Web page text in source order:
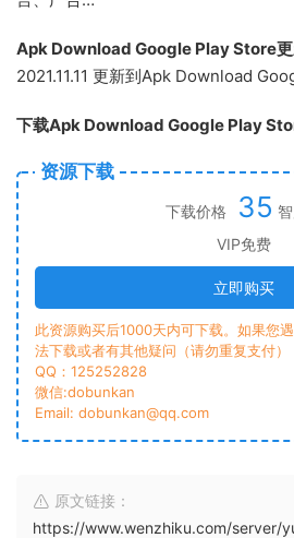
Apk Download Google Play Store更
2021.11.11 更新到Apk Download
下载Apk Download Google Play
资源下载
下载价格 35
VIP免费
立即购买
此资源购买后1000天内可下载。如果您
法下载或者有其他疑问（请勿重复支付）
QQ：125252828
微信:dobunkan
Email: dobunkan@qq.com
原文链接：
https://www.wenzhiku.com/server/